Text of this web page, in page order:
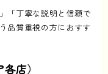
「丁寧な説明と信頼で
品質重視の方におすす
店）